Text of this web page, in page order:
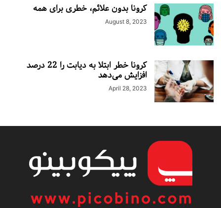
کرونا بدون علائم، خطری برای همه
August 8, 2023
کرونا خطر ابتلا به دیابت را 22 درصد
افزایش می‌دهد
April 28, 2023